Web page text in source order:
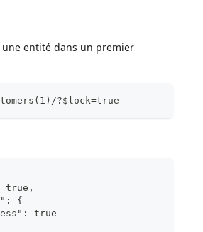
entité dans un premier
?$lock=true
true,
{
true